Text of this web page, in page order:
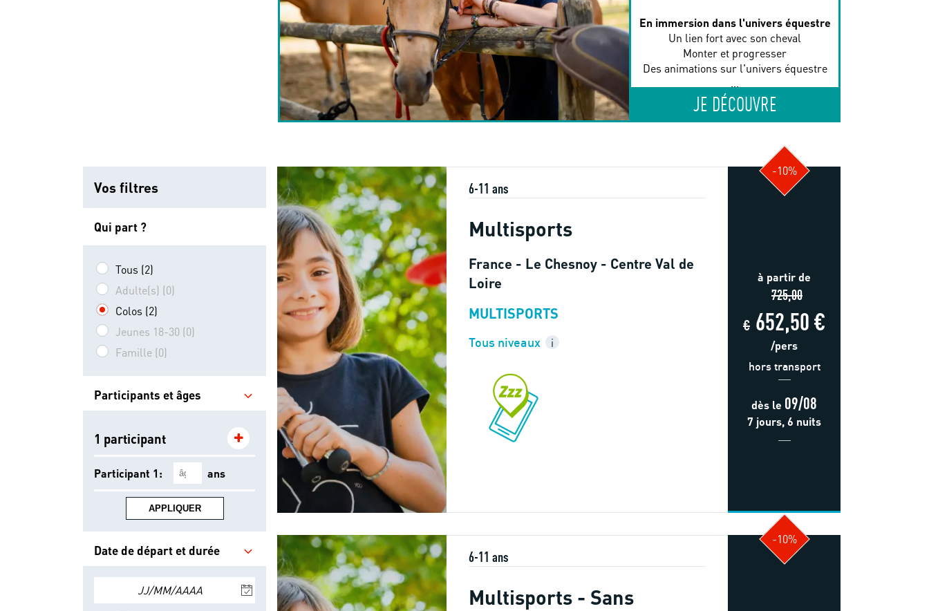
En immersion dans l'univers équestre
Un lien fort avec son cheval
Monter et progresser
Des animations sur l'univers équestre
...
JE DÉCOUVRE
Vos filtres
Qui part ?
Tous (2)
Adulte(s) (0)
Colos (2)
Jeunes 18-30 (0)
Famille (0)
Participants et âges
1 participant
Participant 1: ans
APPLIQUER
Date de départ et durée
JJ/MM/AAAA
6-11 ans
Multisports
France - Le Chesnoy - Centre Val de
Loire
MULTISPORTS
Tous niveaux i
-10%
à partir de
725,00
€ 652,50 €
/pers
hors transport
dès le 09/08
7 jours, 6 nuits
6-11 ans
Multisports - Sans
-10%